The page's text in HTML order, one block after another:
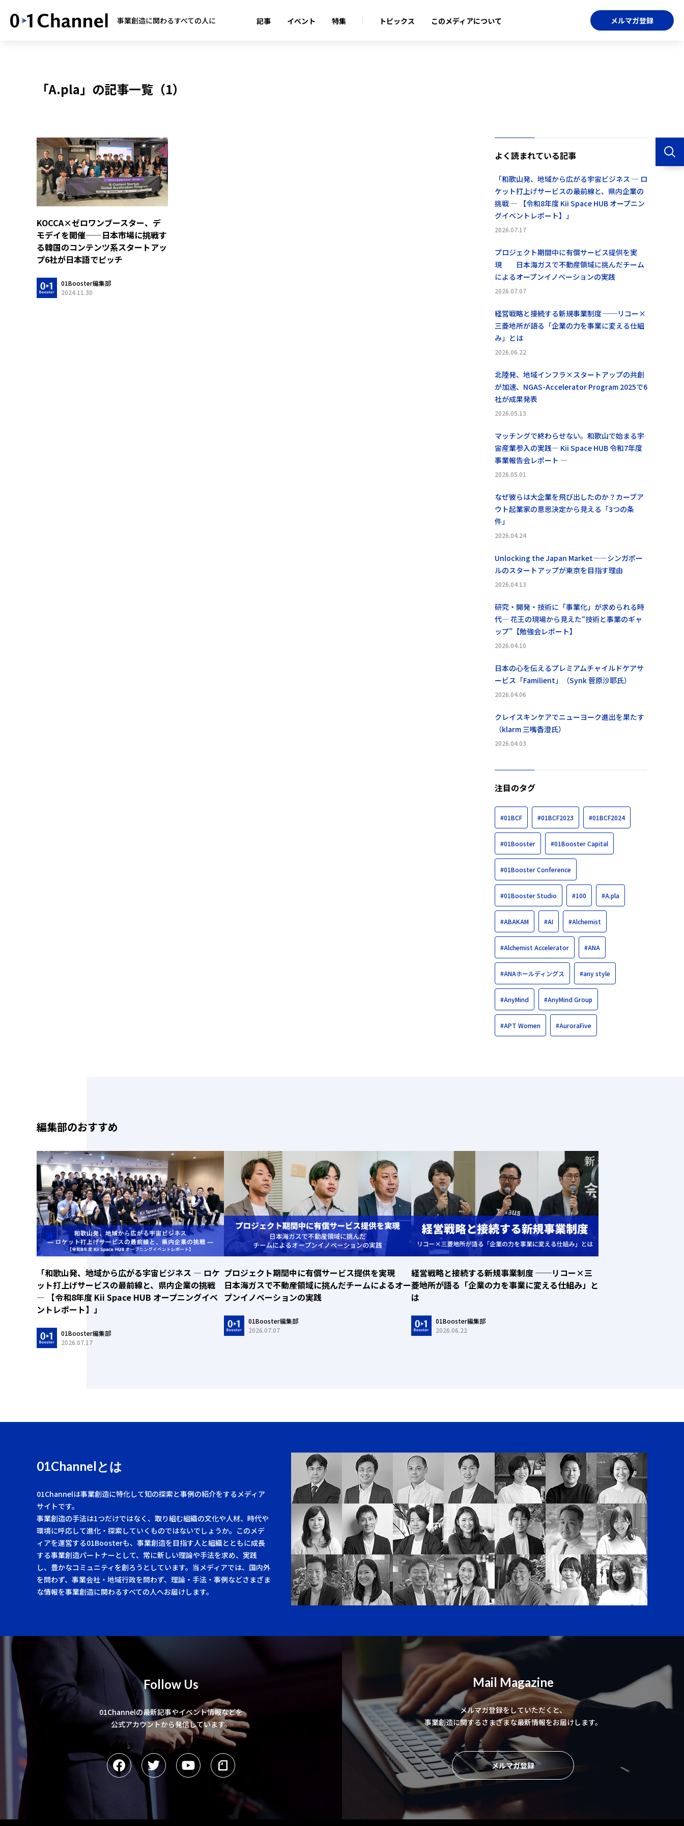
事業創造に関わるすべての人に 記事 イベント 特集 トピックス このメディアについて メルマガ登録
「A.pla」の記事一覧（1）
KOCCA×ゼロワンブースター、デ
モデイを開催——日本市場に挑戦す
る韓国のコンテンツ系スタートアッ
プ6社が日本語でピッチ
01Booster編集部
2024.11.30
よく読まれている記事
「和歌山発、地域から広がる宇宙ビジネス ― ロ
ケット打上げサービスの最前線と、県内企業の
挑戦 ― 【令和8年度 Kii Space HUB オープニン
グイベントレポート】」
2026.07.17
プロジェクト期間中に有償サービス提供を実
現 日本海ガスで不動産領域に挑んだチーム
によるオープンイノベーションの実践
2026.07.07
経営戦略と接続する新規事業制度 ──リコー×
三菱地所が語る「企業の力を事業に変える仕組
み」とは
2026.06.22
北陸発、地域インフラ×スタートアップの共創
が加速、NGAS-Accelerator Program 2025で6
社が成果発表
2026.05.13
マッチングで終わらせない。和歌山で始まる宇
宙産業参入の実践― Kii Space HUB 令和7年度
事業報告会レポート ―
2026.05.01
なぜ彼らは大企業を飛び出したのか？カーブア
ウト起業家の意思決定から見える「3つの条
件」
2026.04.24
Unlocking the Japan Market——シンガポー
ルのスタートアップが東京を目指す理由
2026.04.13
研究・開発・技術に「事業化」が求められる時
代― 花王の現場から見えた“技術と事業のギャ
ップ”【勉強会レポート】
2026.04.10
日本の心を伝えるプレミアムチャイルドケアサ
ービス「Familient」（Synk 菅原沙耶氏）
2026.04.06
クレイスキンケアでニューヨーク進出を果たす
（klarm 三嘴香澄氏）
2026.04.03
注目のタグ
#01BCF #01BCF2023 #01BCF2024
#01Booster #01Booster Capital
#01Booster Conference
#01Booster Studio #100 #A.pla
#ABAKAM #AI #Alchemist
#Alchemist Accelerator #ANA
#ANAホールディングス #any style
#AnyMind #AnyMind Group
#APT Women #AuroraFive
編集部のおすすめ
「和歌山発、地域から広がる宇宙ビジネス ― ロケ
ット打上げサービスの最前線と、県内企業の挑戦
― 【令和8年度 Kii Space HUB オープニングイベ
ントレポート】」
01Booster編集部
2026.07.17
プロジェクト期間中に有償サービス提供を実現
日本海ガスで不動産領域に挑んだチームによるオー
プンイノベーションの実践
01Booster編集部
2026.07.07
経営戦略と接続する新規事業制度 ──リコー×三
菱地所が語る「企業の力を事業に変える仕組み」と
は
01Booster編集部
2026.06.22
01Channelとは
01Channelは事業創造に特化して知の探索と事例の紹介をするメディア
サイトです。
事業創造の手法は1つだけではなく、取り組む組織の文化や人材、時代や
環境に呼応して進化・探索していくものではないでしょうか。このメデ
ィアを運営する01Boosterも、事業創造を目指す人と組織とともに成長
する事業創造パートナーとして、常に新しい理論や手法を求め、実践
し、豊かなコミュニティを創ろうとしています。当メディアでは、国内外
を問わず、事業会社・地域行政を問わず、理論・手法・事例などさまざま
な情報を事業創造に関わるすべての人へお届けします。
Follow Us
01Channelの最新記事やイベント情報などを
公式アカウントから発信しています。
Mail Magazine
メルマガ登録をしていただくと、
事業創造に関するさまざまな最新情報をお届けします。
メルマガ登録